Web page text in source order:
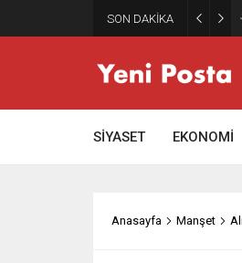
SON DAKİKA
SİYASET EKONOMİ
Anasayfa Manşet